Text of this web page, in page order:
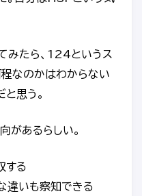
みたら、124というス
程なのかはわからない
思う。
があるらしい。
する
違いも察知できる